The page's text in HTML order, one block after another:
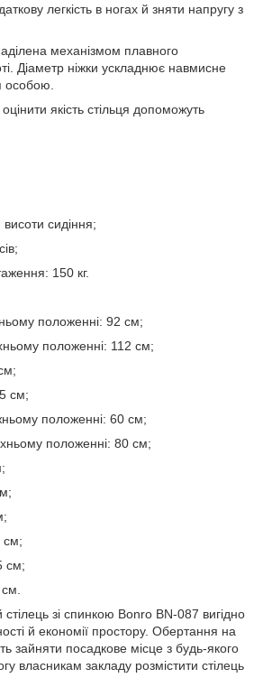
легкість в ногах й зняти напругу з
механізмом плавного
Діаметр ніжки ускладнює навмисне
особою.
якість стільця допоможуть
сидіння;
150 кг.
положенні: 92 см;
положенні: 112 см;
см;
положенні: 60 см;
положенні: 80 см;
см;
см;
зі спинкою Bonro BN-087 вигідно
й економії простору. Обертання на
зайняти посадкове місце з будь-якого
власникам закладу розмістити стілець